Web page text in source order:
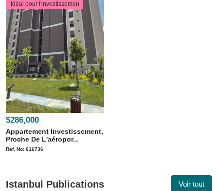
Idéal pour l'investissemen
$286,000
Appartement Investissement,
Proche De L'aéropor...
Ref. No: 616736
Istanbul Publications Voir tout